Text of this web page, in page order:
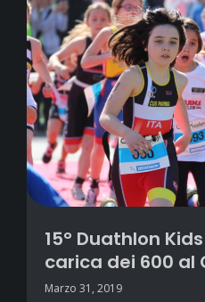
15° Duathlon
carica dei 600 al
Marzo 31, 2019